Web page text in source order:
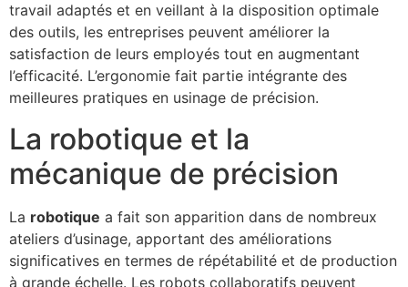
travail adaptés et en veillant à la disposition optimale
des outils, les entreprises peuvent améliorer la
satisfaction de leurs employés tout en augmentant
l’efficacité. L’ergonomie fait partie intégrante des
meilleures pratiques en usinage de précision.
La robotique et la
mécanique de précision
La robotique a fait son apparition dans de nombreux
ateliers d’usinage, apportant des améliorations
significatives en termes de répétabilité et de production
à grande échelle. Les robots collaboratifs peuvent